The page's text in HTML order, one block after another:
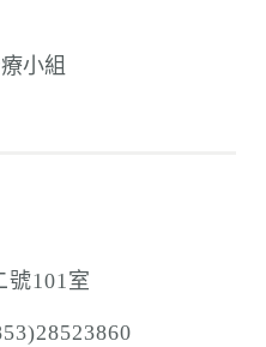
小組
號101室